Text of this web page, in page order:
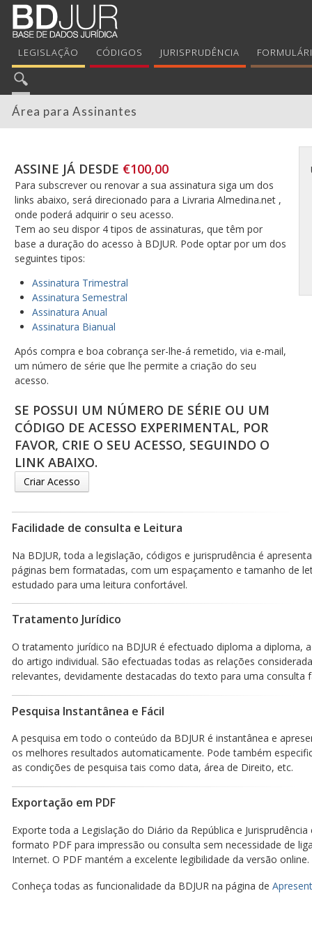
LEGISLAÇÃO CÓDIGOS JURISPRUDÊNCIA
Área para Assinantes
ASSINE JÁ DESDE €100,00
Para subscrever ou renovar a sua assinatura siga um dos
links abaixo, será direcionado para a Livraria Almedina.net ,
onde poderá adquirir o seu acesso.
Tem ao seu dispor 4 tipos de assinaturas, que têm por
base a duração do acesso à BDJUR. Pode optar por um dos
seguintes tipos:
Assinatura Trimestral
Assinatura Semestral
Assinatura Anual
Assinatura Bianual
Após compra e boa cobrança ser-lhe-á remetido, via e-mail,
um número de série que lhe permite a criação do seu
acesso.
SE POSSUI UM NÚMERO DE SÉRIE OU UM
CÓDIGO DE ACESSO EXPERIMENTAL, POR
FAVOR, CRIE O SEU ACESSO, SEGUINDO O
LINK ABAIXO.
Criar Acesso
Facilidade de consulta e Leitura
Na BDJUR, toda a legislação, códigos e jurisprudência é
páginas bem formatadas, com um espaçamento e tamanho de
estudado para uma leitura confortável.
Tratamento Jurídico
O tratamento jurídico na BDJUR é efectuado diploma a diploma,
do artigo individual. São efectuadas todas as relações
relevantes, devidamente destacadas do texto para uma consulta
Pesquisa Instantânea e Fácil
A pesquisa em todo o conteúdo da BDJUR é instantânea e
os melhores resultados automaticamente. Pode também
as condições de pesquisa tais como data, área de Direito, etc.
Exportação em PDF
Exporte toda a Legislação do Diário da República e Jurisprudência
formato PDF para impressão ou consulta sem necessidade de
Internet. O PDF mantém a excelente legibilidade da versão online.
Conheça todas as funcionalidade da BDJUR na página de